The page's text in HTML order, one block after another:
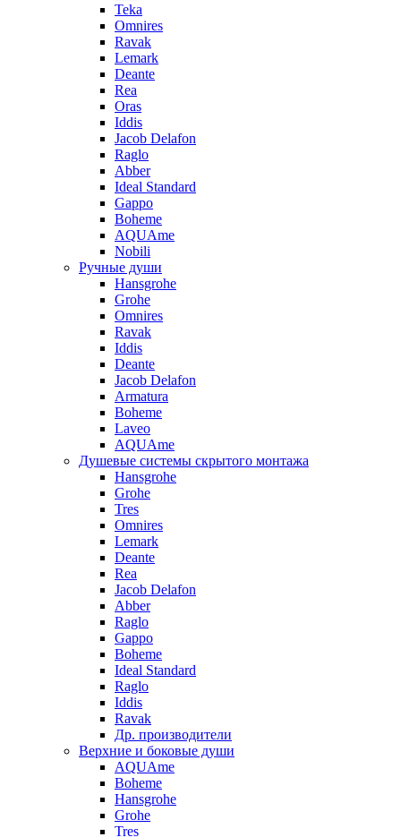
Teka
Omnires
Ravak
Lemark
Deante
Rea
Oras
Iddis
Jacob Delafon
Raglo
Abber
Ideal Standard
Gappo
Boheme
AQUAme
Nobili
Ручные души
Hansgrohe
Grohe
Omnires
Ravak
Iddis
Deante
Jacob Delafon
Armatura
Boheme
Laveo
AQUAme
Душевые системы скрытого монтажа
Hansgrohe
Grohe
Tres
Omnires
Lemark
Deante
Rea
Jacob Delafon
Abber
Raglo
Gappo
Boheme
Ideal Standard
Raglo
Iddis
Ravak
Др. производители
Верхние и боковые души
AQUAme
Boheme
Hansgrohe
Grohe
Tres